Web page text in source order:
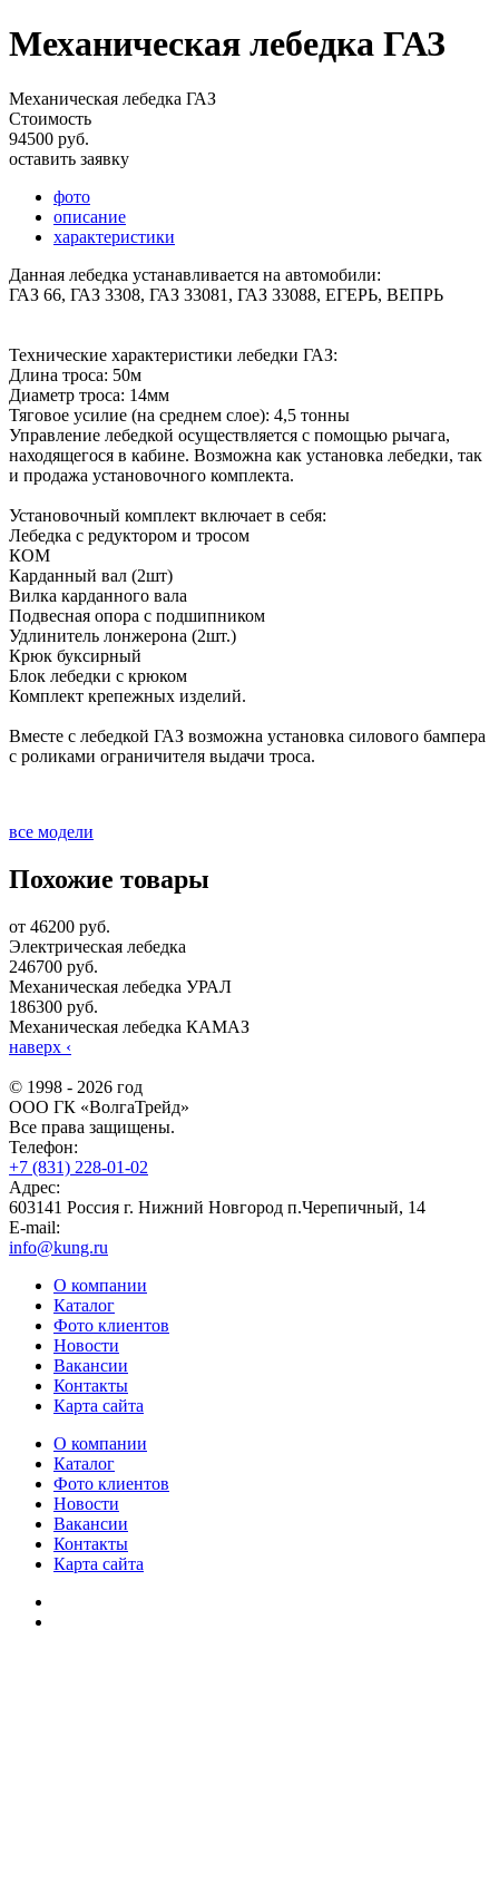
Механическая лебедка ГАЗ
Механическая лебедка ГАЗ
Стоимость
94500 руб.
оставить заявку
фото
описание
характеристики
Данная лебедка устанавливается на автомобили:
ГАЗ 66, ГАЗ 3308, ГАЗ 33081, ГАЗ 33088, ЕГЕРЬ, ВЕПРЬ
Технические характеристики лебедки ГАЗ:
Длина троса: 50м
Диаметр троса: 14мм
Тяговое усилие (на среднем слое): 4,5 тонны
Управление лебедкой осуществляется с помощью рычага,
находящегося в кабине. Возможна как установка лебедки, так
и продажа установочного комплекта.
Установочный комплект включает в себя:
Лебедка с редуктором и тросом
КОМ
Карданный вал (2шт)
Вилка карданного вала
Подвесная опора с подшипником
Удлинитель лонжерона (2шт.)
Крюк буксирный
Блок лебедки с крюком
Комплект крепежных изделий.
Вместе с лебедкой ГАЗ возможна установка силового бампера
с роликами ограничителя выдачи троса.
все модели
Похожие товары
от 46200 руб.
Электрическая лебедка
246700 руб.
Механическая лебедка УРАЛ
186300 руб.
Механическая лебедка КАМАЗ
наверх ‹
© 1998 - 2026 год
ООО ГК «ВолгаТрейд»
Все права защищены.
Телефон:
+7 (831) 228-01-02
Адрес:
603141 Россия г. Нижний Новгород п.Черепичный, 14
E-mail:
info@kung.ru
О компании
Каталог
Фото клиентов
Новости
Вакансии
Контакты
Карта сайта
О компании
Каталог
Фото клиентов
Новости
Вакансии
Контакты
Карта сайта